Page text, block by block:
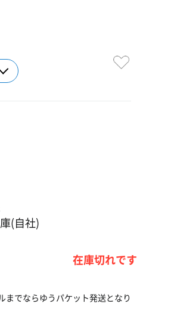
(自社)
在庫切れです
でならゆうパケット発送となり